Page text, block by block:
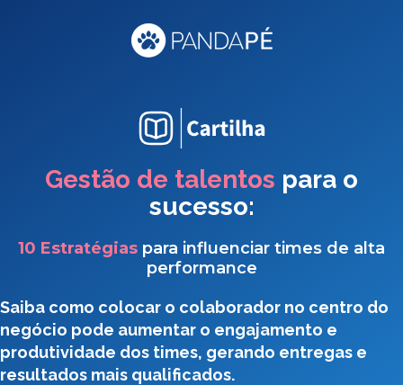
Gestão de talentos para o
sucesso:
10 Estratégias para influenciar times de alta
performance
Saiba como colocar o colaborador no centro do
negócio pode aumentar o engajamento e
produtividade dos times, gerando entregas e
resultados mais qualificados.